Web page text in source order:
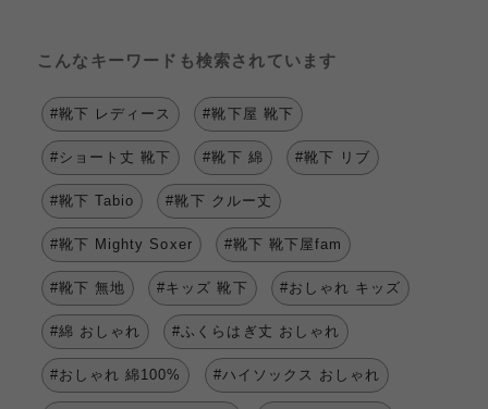
こんなキーワードも検索されています
#靴下 レディース #靴下屋 靴下
#ショート丈 靴下 #靴下 綿 #靴下 リブ
#靴下 Tabio #靴下 クルー丈
#靴下 Mighty Soxer #靴下 靴下屋fam
#靴下 無地 #キッズ 靴下 #おしゃれ キッズ
#綿 おしゃれ #ふくらはぎ丈 おしゃれ
#おしゃれ 綿100% #ハイソックス おしゃれ